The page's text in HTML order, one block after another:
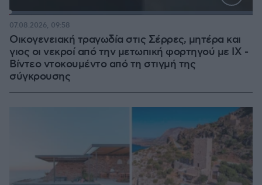
Loaded:
Οικογενειακή τραγωδία στις Σέρρες, μητέρα και
γιος οι νεκροί από την μετωπική φορτηγού με ΙΧ -
Βίντεο ντοκουμέντο από τη στιγμή της
σύγκρουσης
07.08.2026, 09:58